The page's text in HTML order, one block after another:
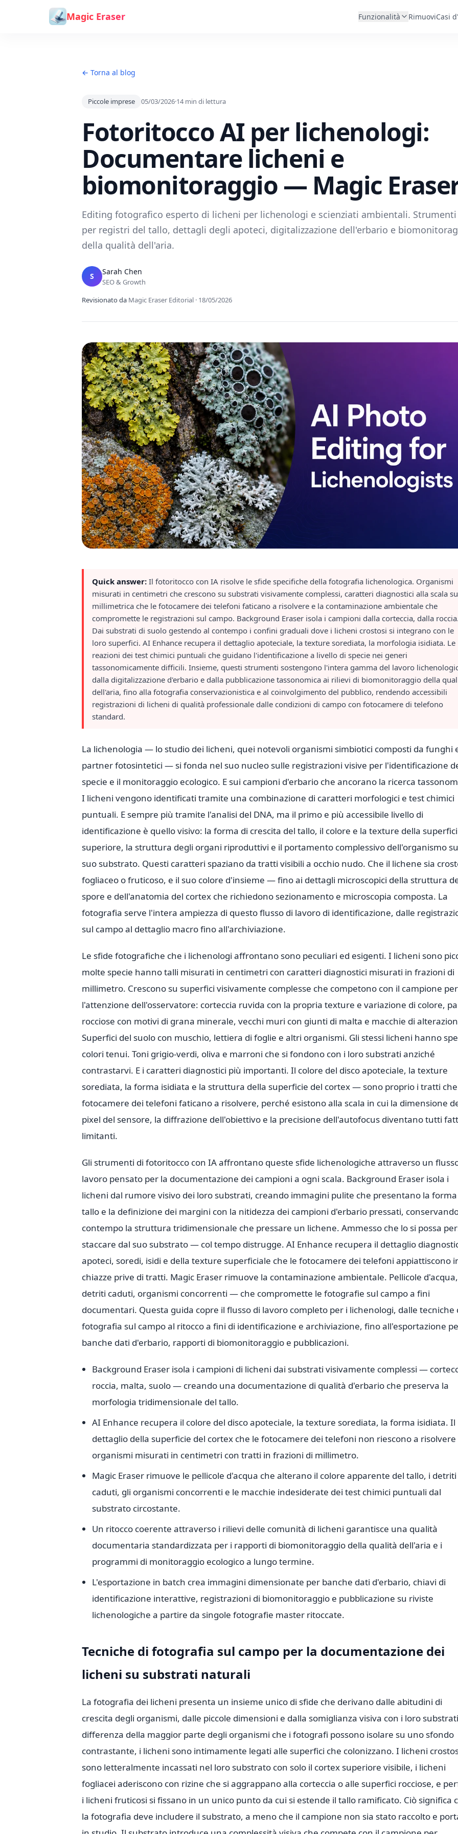
Vai al contenuto
Magic Eraser Funzionalità RimuoviCasi
← Torna al blog
Piccole imprese 05/03/2026·14 min di lettura
Fotoritocco AI per lichenologi:
Documentare licheni e
biomonitoraggio — Magic
Editing fotografico esperto di licheni per lichenologi e scienziati ambientali.
per registri del tallo, dettagli degli apoteci, digitalizzazione dell'erbario e
della qualità dell'aria.
S Sarah Chen
SEO & Growth
Revisionato da Magic Eraser Editorial · 18/05/2026
Quick answer: Il fotoritocco con IA risolve le sfide specifiche della fotografia lichenologica. Organismi
misurati in centimetri che crescono su substrati visivamente complessi, caratteri diagnostici alla scala
millimetrica che le fotocamere dei telefoni faticano a risolvere e la contaminazione ambientale che
compromette le registrazioni sul campo. Background Eraser isola i campioni dalla corteccia, dalla
Dai substrati di suolo gestendo al contempo i confini graduali dove i licheni crostosi si integrano con le
loro superfici. AI Enhance recupera il dettaglio apoteciale, la texture sorediata, la morfologia isidiata. Le
reazioni dei test chimici puntuali che guidano l'identificazione a livello di specie nei generi
tassonomicamente difficili. Insieme, questi strumenti sostengono l'intera gamma del lavoro
dalla digitalizzazione d'erbario e dalla pubblicazione tassonomica ai rilievi di biomonitoraggio della
dell'aria, fino alla fotografia conservazionistica e al coinvolgimento del pubblico, rendendo accessibili
registrazioni di licheni di qualità professionale dalle condizioni di campo con fotocamere di telefono
standard.
La lichenologia — lo studio dei licheni, quei notevoli organismi simbiotici composti da funghi
partner fotosintetici — si fonda nel suo nucleo sulle registrazioni visive per l'identificazione
specie e il monitoraggio ecologico. E sui campioni d'erbario che ancorano la ricerca
I licheni vengono identificati tramite una combinazione di caratteri morfologici e test chimici
puntuali. E sempre più tramite l'analisi del DNA, ma il primo e più accessibile livello di
identificazione è quello visivo: la forma di crescita del tallo, il colore e la texture della
superiore, la struttura degli organi riproduttivi e il portamento complessivo dell'organismo
suo substrato. Questi caratteri spaziano da tratti visibili a occhio nudo. Che il lichene sia
fogliaceo o fruticoso, e il suo colore d'insieme — fino ai dettagli microscopici della struttura
spore e dell'anatomia del cortex che richiedono sezionamento e microscopia composta. La
fotografia serve l'intera ampiezza di questo flusso di lavoro di identificazione, dalle
sul campo al dettaglio macro fino all'archiviazione.
Le sfide fotografiche che i lichenologi affrontano sono peculiari ed esigenti. I licheni sono
molte specie hanno talli misurati in centimetri con caratteri diagnostici misurati in frazioni di
millimetro. Crescono su superfici visivamente complesse che competono con il campione per
l'attenzione dell'osservatore: corteccia ruvida con la propria texture e variazione di colore,
rocciose con motivi di grana minerale, vecchi muri con giunti di malta e macchie di
Superfici del suolo con muschio, lettiera di foglie e altri organismi. Gli stessi licheni hanno
colori tenui. Toni grigio-verdi, oliva e marroni che si fondono con i loro substrati anziché
contrastarvi. E i caratteri diagnostici più importanti. Il colore del disco apoteciale, la texture
sorediata, la forma isidiata e la struttura della superficie del cortex — sono proprio i tratti
fotocamere dei telefoni faticano a risolvere, perché esistono alla scala in cui la dimensione
pixel del sensore, la diffrazione dell'obiettivo e la precisione dell'autofocus diventano tutti
limitanti.
Gli strumenti di fotoritocco con IA affrontano queste sfide lichenologiche attraverso un
lavoro pensato per la documentazione dei campioni a ogni scala. Background Eraser isola i
licheni dal rumore visivo dei loro substrati, creando immagini pulite che presentano la
tallo e la definizione dei margini con la nitidezza dei campioni d'erbario pressati,
contempo la struttura tridimensionale che pressare un lichene. Ammesso che lo si possa
staccare dal suo substrato — col tempo distrugge. AI Enhance recupera il dettaglio
apoteci, soredi, isidi e della texture superficiale che le fotocamere dei telefoni appiattiscono
chiazze prive di tratti. Magic Eraser rimuove la contaminazione ambientale. Pellicole d'acqua,
detriti caduti, organismi concorrenti — che compromette le fotografie sul campo a fini
documentari. Questa guida copre il flusso di lavoro completo per i lichenologi, dalle tecniche
fotografia sul campo al ritocco a fini di identificazione e archiviazione, fino all'esportazione
banche dati d'erbario, rapporti di biomonitoraggio e pubblicazioni.
Background Eraser isola i campioni di licheni dai substrati visivamente complessi —
roccia, malta, suolo — creando una documentazione di qualità d'erbario che preserva la
morfologia tridimensionale del tallo.
AI Enhance recupera il colore del disco apoteciale, la texture sorediata, la forma isidiata. Il
dettaglio della superficie del cortex che le fotocamere dei telefoni non riescono a risolvere
organismi misurati in centimetri con tratti in frazioni di millimetro.
Magic Eraser rimuove le pellicole d'acqua che alterano il colore apparente del tallo, i detriti
caduti, gli organismi concorrenti e le macchie indesiderate dei test chimici puntuali dal
substrato circostante.
Un ritocco coerente attraverso i rilievi delle comunità di licheni garantisce una qualità
documentaria standardizzata per i rapporti di biomonitoraggio della qualità dell'aria e i
programmi di monitoraggio ecologico a lungo termine.
L'esportazione in batch crea immagini dimensionate per banche dati d'erbario, chiavi di
identificazione interattive, registrazioni di biomonitoraggio e pubblicazione su riviste
lichenologiche a partire da singole fotografie master ritoccate.
Tecniche di fotografia sul campo per la documentazione dei
licheni su substrati naturali
La fotografia dei licheni presenta un insieme unico di sfide che derivano dalle abitudini di
crescita degli organismi, dalle piccole dimensioni e dalla somiglianza visiva con i loro
differenza della maggior parte degli organismi che i fotografi possono isolare su uno sfondo
contrastante, i licheni sono intimamente legati alle superfici che colonizzano. I licheni
sono letteralmente incassati nel loro substrato con solo il cortex superiore visibile, i licheni
fogliacei aderiscono con rizine che si aggrappano alla corteccia o alle superfici rocciose, e
i licheni fruticosi si fissano in un unico punto da cui si estende il tallo ramificato. Ciò significa
la fotografia deve includere il substrato, a meno che il campione non sia stato raccolto e